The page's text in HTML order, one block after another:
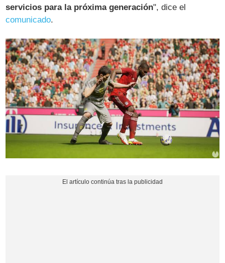
servicios para la próxima generación", dice el
comunicado.